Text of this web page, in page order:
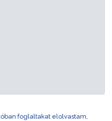
foglaltakat elolvastam,